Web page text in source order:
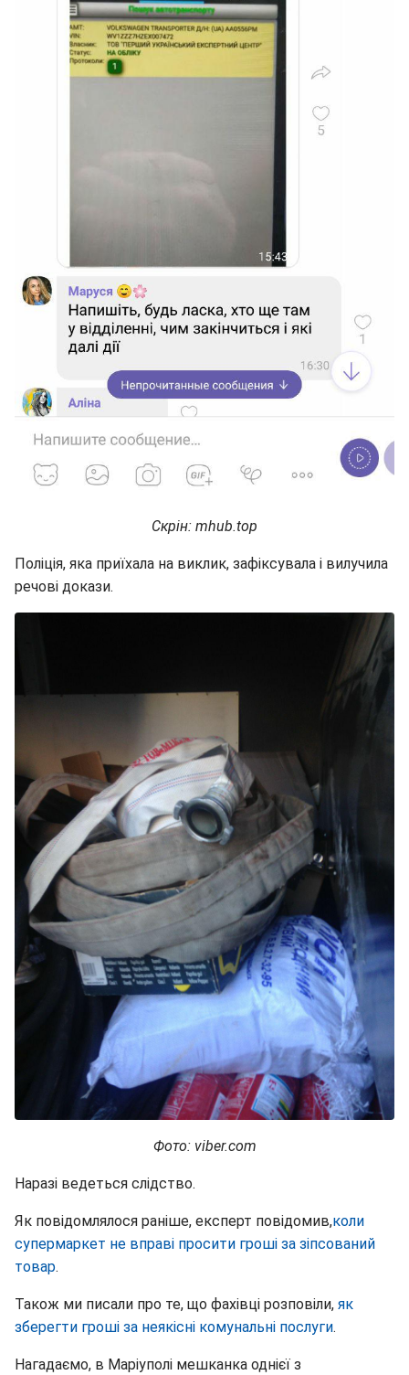
Скрін: mhub.top
Поліція, яка приїхала на виклик, зафіксувала і вилучила
речові докази.
Фото: viber.com
Наразі ведеться слідство.
Як повідомлялося раніше, експерт повідомив,коли
супермаркет не вправі просити гроші за зіпсований
товар.
Також ми писали про те, що фахівці розповіли, як
зберегти гроші за неякісні комунальні послуги.
Нагадаємо, в Маріуполі мешканка однієї з